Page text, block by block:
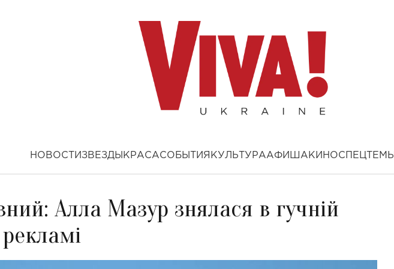
НОВОСТИ ЗВЕЗДЫ КРАСАСОБЫТИЯ КУЛЬТУРААФИША КИНОСПЕЦТЕМЫ
Алла Мазур знялася в гучній